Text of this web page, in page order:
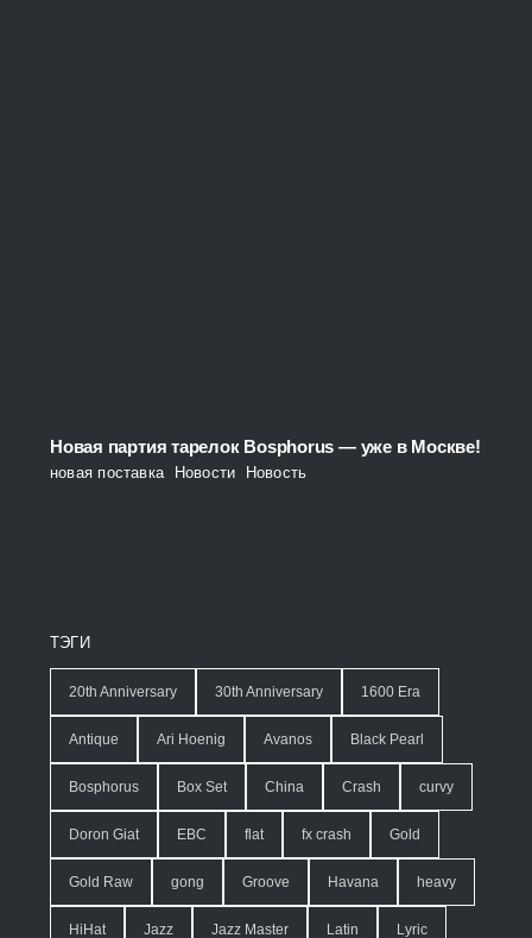
Новая партия тарелок Bosphorus — уже в Москве!
новая поставка Новости Новость
ТЭГИ
20th Anniversary 30th Anniversary 1600 Era
Antique Ari Hoenig Avanos Black Pearl
Bosphorus Box Set China Crash curvy
Doron Giat EBC flat fx crash Gold
Gold Raw gong Groove Havana heavy
HiHat Jazz Jazz Master Latin Lyric